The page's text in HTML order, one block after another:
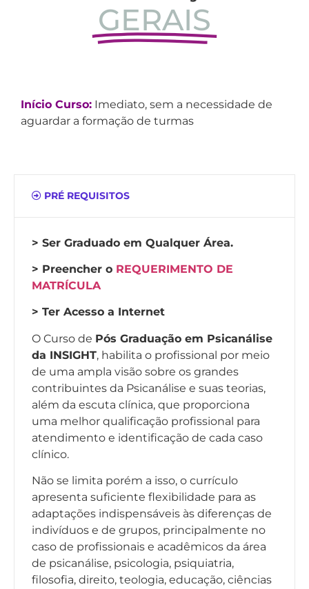
GERAIS
Início Curso: Imediato, sem a necessidade de
aguardar a formação de turmas
PRÉ REQUISITOS
> Ser Graduado em Qualquer Área.
> Preencher o REQUERIMENTO DE
MATRÍCULA
> Ter Acesso a Internet
O Curso de Pós Graduação em Psicanálise
da INSIGHT, habilita o profissional por meio
de uma ampla visão sobre os grandes
contribuintes da Psicanálise e suas teorias,
além da escuta clínica, que proporciona
uma melhor qualificação profissional para
atendimento e identificação de cada caso
clínico.
Não se limita porém a isso, o currículo
apresenta suficiente flexibilidade para as
adaptações indispensáveis às diferenças de
indivíduos e de grupos, principalmente no
caso de profissionais e acadêmicos da área
de psicanálise, psicologia, psiquiatria,
filosofia, direito, teologia, educação, ciências